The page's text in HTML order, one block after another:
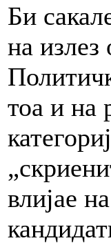
Би
на
тоа и на
влијае